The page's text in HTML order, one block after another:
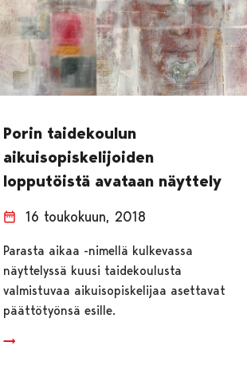
Porin taidekoulun
aikuisopiskelijoiden
lopputöistä avataan näyttely
16 toukokuun, 2018
Parasta aikaa -nimellä kulkevassa
näyttelyssä kuusi taidekoulusta
valmistuvaa aikuisopiskelijaa asettavat
päättötyönsä esille.